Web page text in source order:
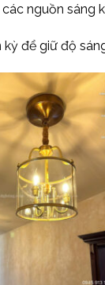
nguồn sáng
kỳ để giữ độ